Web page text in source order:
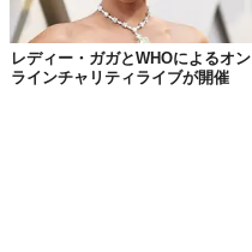
レディー・ガガとWHOによるオン
ラインチャリティライブが開催